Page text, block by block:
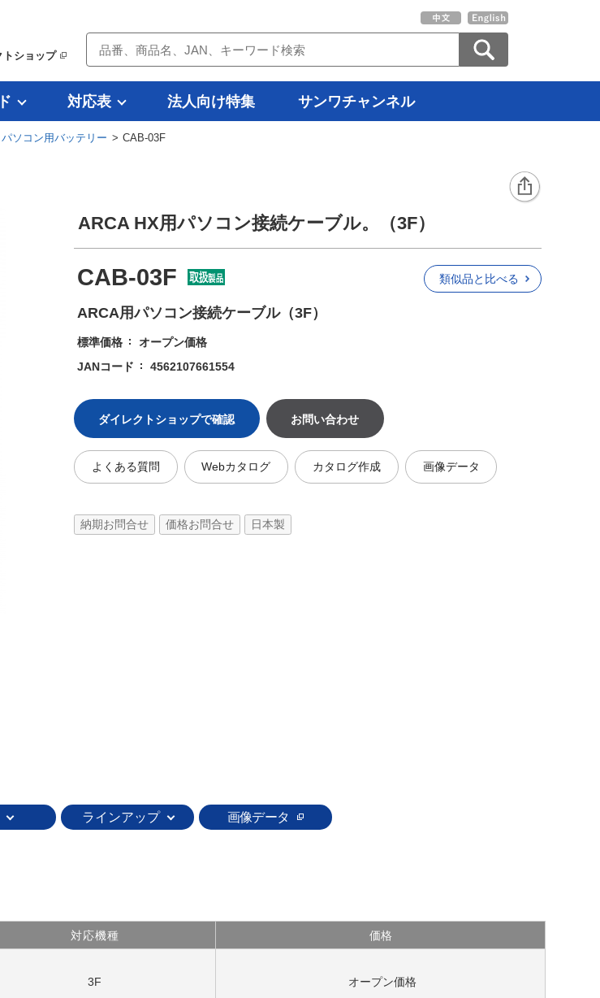
トショップ
対応表 法人向け特集 サンワチャンネル
パソコン用バッテリー > CAB-03F
ARCA HX用パソコン接続ケーブル。（3F）
CAB-03F
ARCA用パソコン接続ケーブル（3F）
類似品と比べる
標準価格
オープン価格
JANコード
4562107661554
ダイレクトショップで確認 お問い合わせ
よくある質問 Webカタログ カタログ作成 画像データ
納期お問合せ 価格お問合せ 日本製
ラインアップ 画像データ
対応機種 価格
3F オープン価格